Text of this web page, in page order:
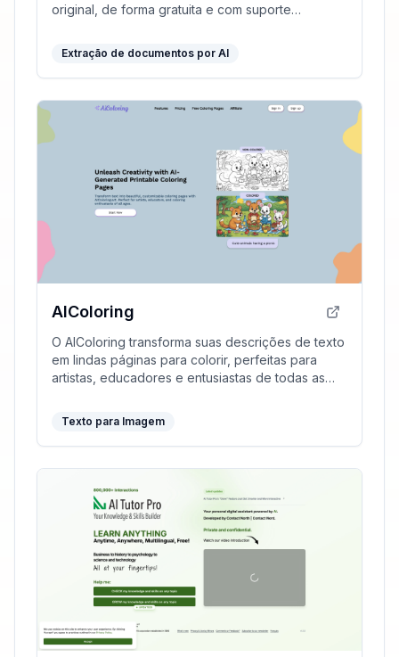
original, de forma gratuita e com suporte
Extração de documentos por AI
AIColoring
O AIColoring transforma suas descrições de texto
em lindas páginas para colorir, perfeitas para
artistas, educadores e entusiastas de todas as
Texto para Imagem